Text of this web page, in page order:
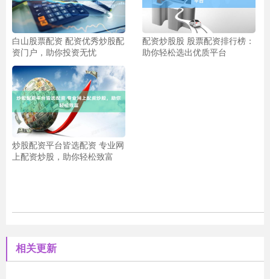
白山股票配资 配资优秀炒股配
资门户，助你投资无忧
配资炒股股 股票配资排行榜：
助你轻松选出优质平台
炒股配资平台皆选配资 专业网
上配资炒股，助你轻松致富
相关更新